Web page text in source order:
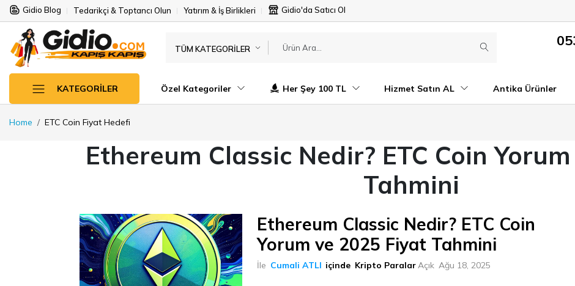
Gidio Blog Tedarikçi & Toptancı Olun Yatırım & İş Birlikleri Gidio'da Satıcı Ol
TÜM KATEGORILER
KATEGORILER Özel Kategoriler Her Şey 100 TL Hizmet Satın AL Antika Ürünler
Home ETC Coin Fiyat Hedefi
Ethereum Classic Nedir? ETC Coin
Tahmini
Ethereum Classic Nedir? ETC Coin
Yorum ve 2025 Fiyat Tahmini
İle Cumali ATLI içinde Kripto Paralar Açık Ağu 18, 2025